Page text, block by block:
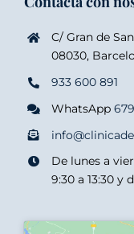
C/ Gran de
08030,
933 600 891
WhatsApp
De lunes a
9:30 a 13:30 y